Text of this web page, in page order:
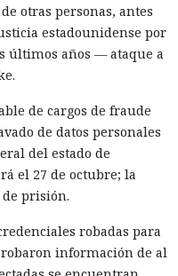
otras personas, antes
estadounidense por
últimos años — ataque a
de cargos de fraude
de datos personales
del estado de
el 27 de octubre; la
de prisión.
robadas para
robaron información de al